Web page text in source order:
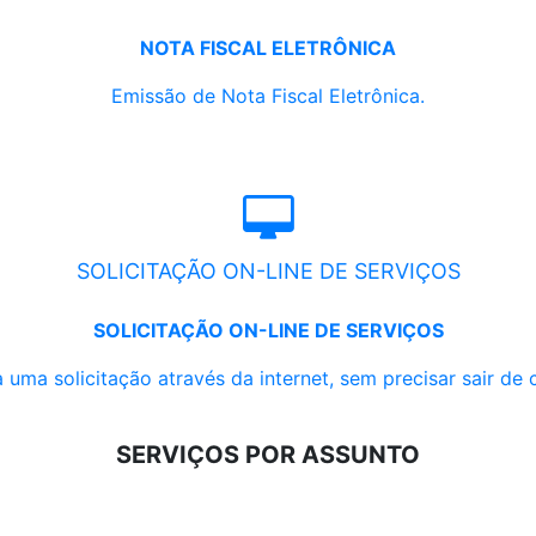
NOTA FISCAL ELETRÔNICA
Emissão de Nota Fiscal Eletrônica.
SOLICITAÇÃO ON-LINE DE SERVIÇOS
SOLICITAÇÃO ON-LINE DE SERVIÇOS
uma solicitação através da internet, sem precisar sair de
SERVIÇOS POR ASSUNTO